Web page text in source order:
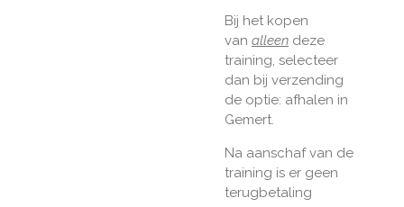
Bij het kopen
van alleen deze
training, selecteer
dan bij verzending
de optie: afhalen in
Gemert.
​Na aanschaf van de
training is er geen
terugbetaling